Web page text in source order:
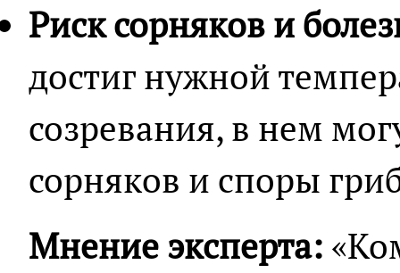
Риск сорняков и
достиг нужной
созревания, в нем
сорняков и споры
Мнение эксперта: